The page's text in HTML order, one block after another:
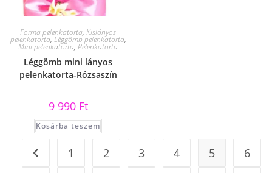
Forma pelenkatorta, Kislányos
pelenkatorta, Léggömb pelenkatorta,
Mini pelenkatorta, Pelenkatorta
Léggömb mini lányos
pelenkatorta-Rózsaszín
9 990 Ft
Kosárba teszem
1 2 3 4 5
6